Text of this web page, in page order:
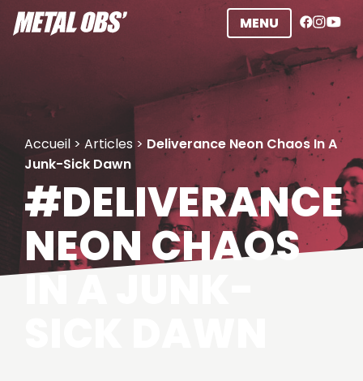
Aller
au
MENU
Accueil > Articles > Deliverance Neon Chaos In A
Junk-Sick Dawn
#DELIVERANCE
NEON CHAOS
IN A JUNK-